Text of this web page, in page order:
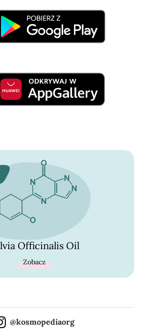
Officinalis Oil
Zobacz
@kosmopediaorg